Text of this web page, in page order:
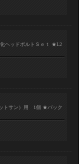
ヘッドボルトＳｅｔ ★L2
サン）用 1個 ★バック